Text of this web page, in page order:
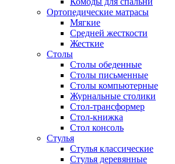
Ортопедические матрасы
Мягкие
Средней жесткости
Жесткие
Столы
Столы обеденные
Столы письменные
Столы компьютерные
Журнальные столики
Стол-трансформер
Стол-книжка
Стол консоль
Стулья
Стулья классические
Стулья деревянные